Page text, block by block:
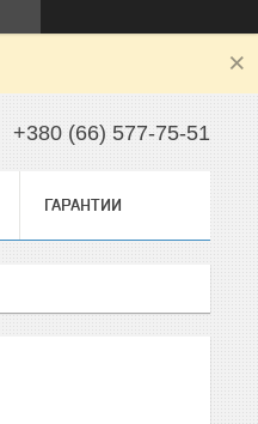
+380 (66) 577-75-51
ГАРАНТИИ